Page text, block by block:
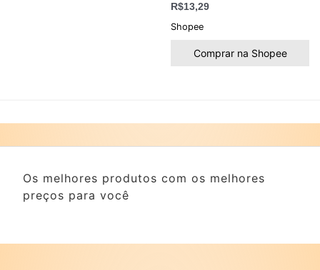
R$13,29
Shopee
Comprar na Shopee
Os melhores produtos com os melhores
preços para você